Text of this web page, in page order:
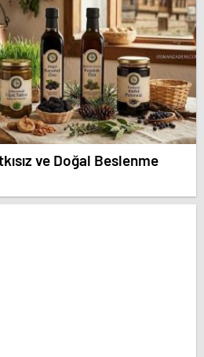
ve Doğal Beslenme